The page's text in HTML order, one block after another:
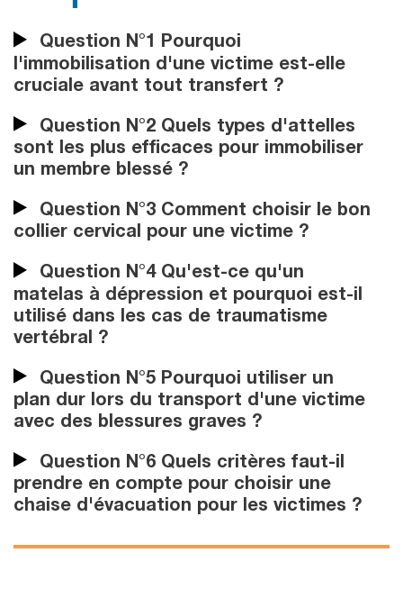
Question N°1 Pourquoi
l'immobilisation d'une victime est-elle
cruciale avant tout transfert ?
Question N°2 Quels types d'attelles
sont les plus efficaces pour immobiliser
un membre blessé ?
Question N°3 Comment choisir le bon
collier cervical pour une victime ?
Question N°4 Qu'est-ce qu'un
matelas à dépression et pourquoi est-il
utilisé dans les cas de traumatisme
vertébral ?
Question N°5 Pourquoi utiliser un
plan dur lors du transport d'une victime
avec des blessures graves ?
Question N°6 Quels critères faut-il
prendre en compte pour choisir une
chaise d'évacuation pour les victimes ?